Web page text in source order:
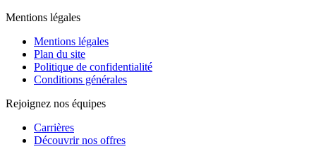
Mentions légales
Mentions légales
Plan du site
Politique de confidentialité
Conditions générales
Rejoignez nos équipes
Carrières
Découvrir nos offres